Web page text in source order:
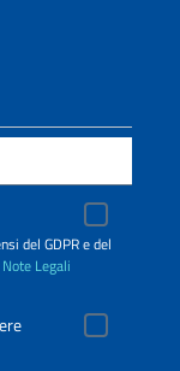
del GDPR e del
Note Legali